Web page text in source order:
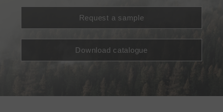
Request a sample
Download catalogue